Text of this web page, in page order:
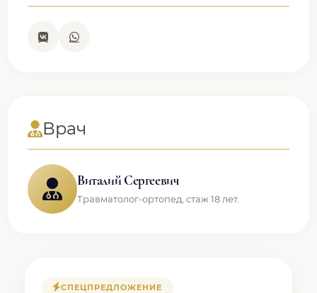
Врач
Виталий Сергеевич
Травматолог-ортопед, стаж 18 лет.
СПЕЦПРЕДЛОЖЕНИЕ